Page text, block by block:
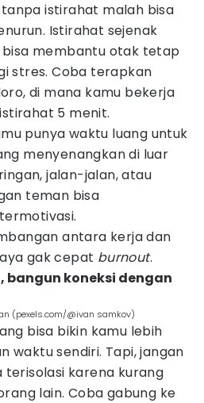
istirahat malah bisa
Istirahat sejenak
membantu otak tetap
stres. Coba terapkan
di mana kamu bekerja
5 menit.
punya waktu luang untuk
menyenangkan di luar
jalan-jalan, atau
teman bisa
antara kerja dan
gak cepat burnout.
bangun koneksi dengan
(pexels.com/@ivan samkov)
bisa bikin kamu lebih
waktu sendiri. Tapi, jangan
terisolasi karena kurang
lain. Coba gabung ke